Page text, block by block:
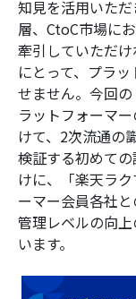
知見を活用いた
層、CtoC市場に
牽引していただ
にとって、プラ
せません。今回
ラットフォーマ
けて、2次流通の
検証する初めて
けに、「楽天ラ
ーマー会員各社
管理レベルの向
います。